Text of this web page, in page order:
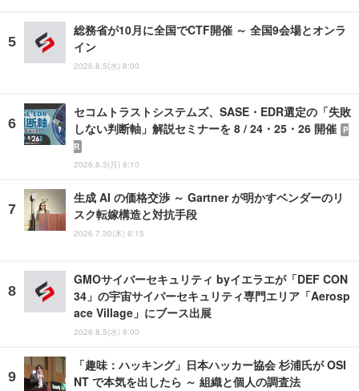
総務省が10月に全国でCTF開催 ～ 全国9会場とオンラ
イン
2026.8.5(水) 8:00
セコムトラストシステムズ、SASE・EDR選定の「失敗
しない判断軸」解説セミナーを 8 / 24・25・26 開催 P
R
2026.8.3(月) 8:10
生成 AI の価格交渉 ～ Gartner が明かすベンダーのリ
スク転嫁構造と対抗手段
2026.7.30(木) 8:15
GMOサイバーセキュリティ byイエラエが「DEF CON
34」の宇宙サイバーセキュリティ専門エリア「Aerosp
ace Village」にブース出展
2026.8.5(水) 8:00
「趣味：ハッキング」日本ハッカー協会 杉浦氏が OSI
NT で本気を出したら ～ 組織と個人の調査法